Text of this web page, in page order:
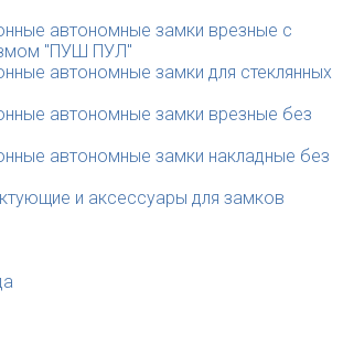
автономные замки врезные с
"ПУШ ПУЛ"
автономные замки для стеклянных
автономные замки врезные без
автономные замки накладные без
и аксессуары для замков